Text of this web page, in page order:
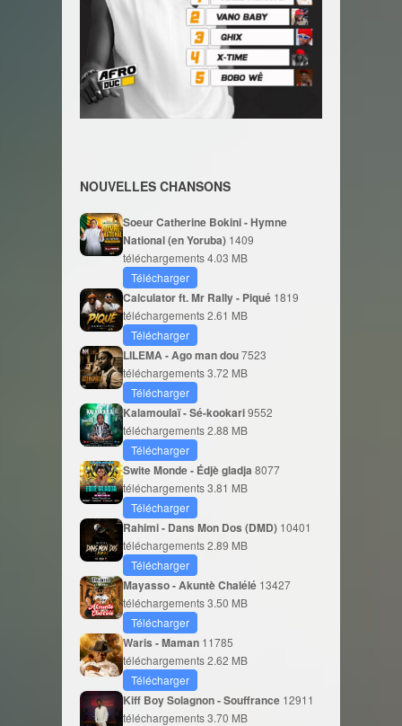
NOUVELLES CHANSONS
Soeur Catherine Bokini - Hymne
National (en Yoruba) 1409
téléchargements4.03 MB
Télécharger
Calculator ft. Mr Rally - Piqué 1819
téléchargements2.61 MB
Télécharger
LILEMA - Ago man dou7523
téléchargements3.72 MB
Télécharger
Kalamoulaï - Sé-kookari9552
téléchargements2.88 MB
Télécharger
Swite Monde - Édjè gladja 8077
téléchargements3.81 MB
Télécharger
Rahimi - Dans Mon Dos (DMD) 10401
téléchargements2.89 MB
Télécharger
Mayasso - Akuntè Chalélé 13427
téléchargements3.50 MB
Télécharger
Waris - Maman 11785
téléchargements2.62 MB
Télécharger
Kiff Boy Solagnon - Souffrance 12911
téléchargements3.70 MB